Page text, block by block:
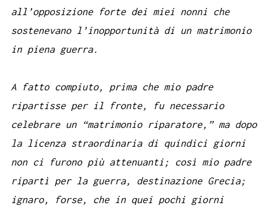
all’opposizione forte dei miei nonni che
sostenevano l’inopportunità di un matrimonio
in piena guerra.
A fatto compiuto, prima che mio padre
ripartisse per il fronte, fu necessario
celebrare un “matrimonio riparatore,” ma dopo
la licenza straordinaria di quindici giorni
non ci furono più attenuanti; così mio padre
ripartì per la guerra, destinazione Grecia;
ignaro, forse, che in quei pochi giorni